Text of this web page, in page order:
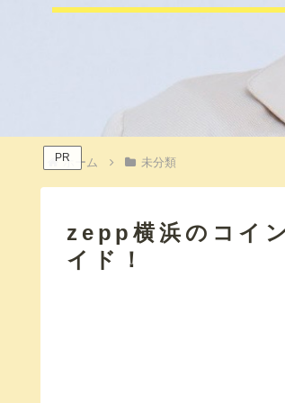
PRホーム 未分類
zepp横浜のコイ
イド！